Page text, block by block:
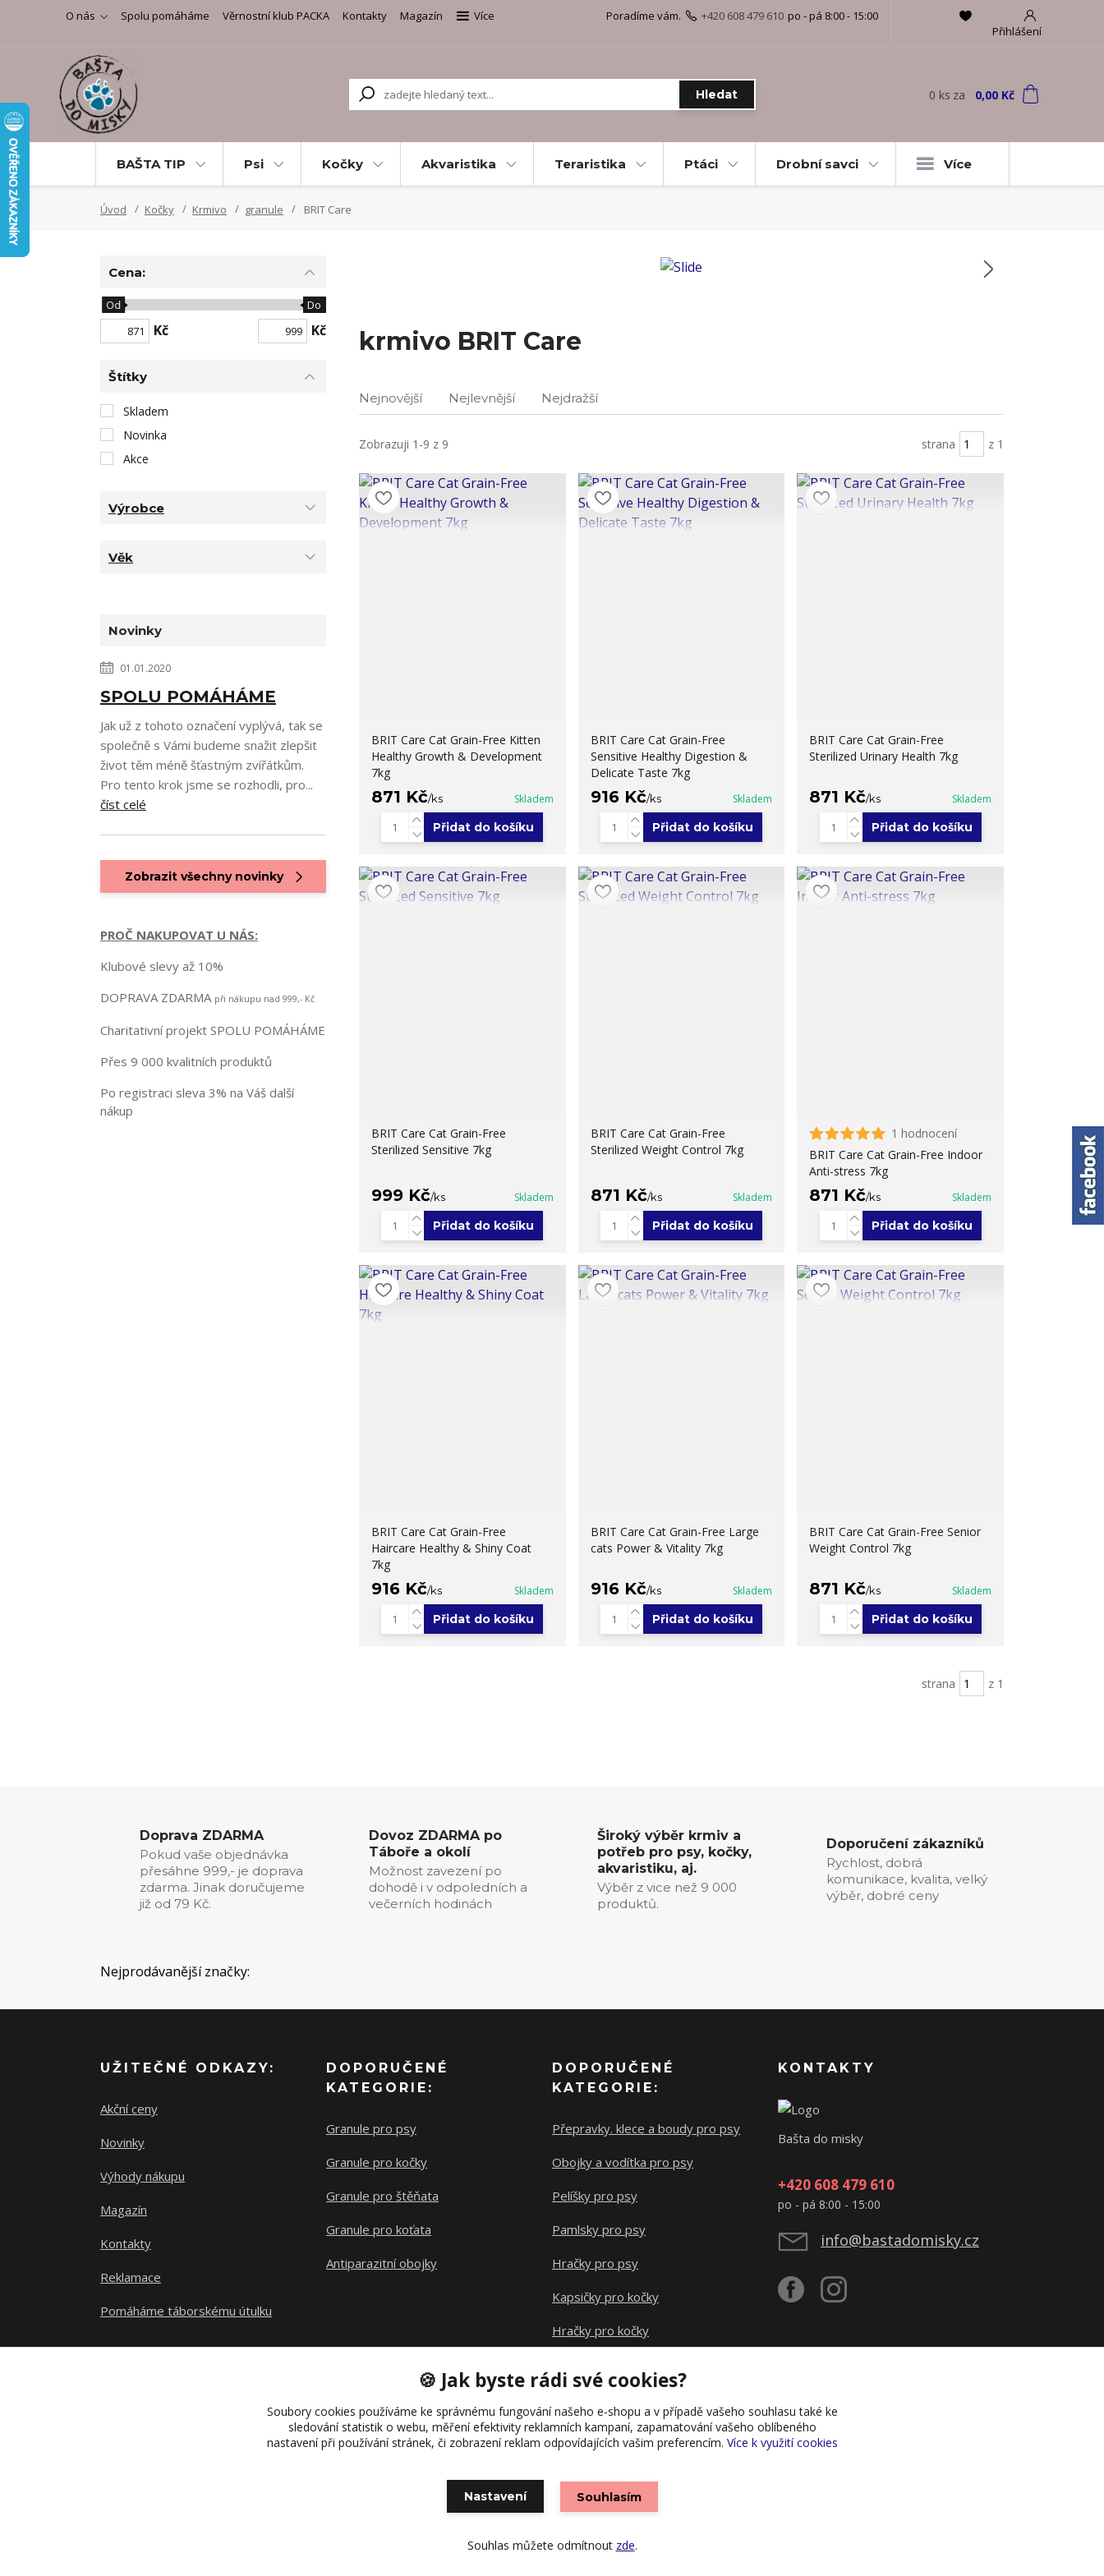
O nás Spolu pomáháme Věrnostní klub PACKA Kontakty Magazín
Více
Přihlášení
Hledat
Poradíme vám. +420 608 479 610 po - pá 8:00 - 15:00
0 ks za 0,00 Kč
BAŠTA TIP Psi Kočky Akvaristika Teraristika Ptáci Drobní savci Více
Úvod Kočky Krmivo granule BRIT Care
krmivo BRIT Care
Nejnovější Nejlevnější Nejdražší
Zobrazuji 1-9 z 9 strana z 1
BRIT Care Cat Grain-Free Kitten
Healthy Growth & Development
7kg
871 Kč/ks Skladem
Přidat do košíku
BRIT Care Cat Grain-Free
Sensitive Healthy Digestion &
Delicate Taste 7kg
916 Kč/ks Skladem
Přidat do košíku
BRIT Care Cat Grain-Free
Sterilized Urinary Health 7kg
871 Kč/ks Skladem
Přidat do košíku
BRIT Care Cat Grain-Free
Sterilized Sensitive 7kg
999 Kč/ks Skladem
Přidat do košíku
BRIT Care Cat Grain-Free
Sterilized Weight Control 7kg
871 Kč/ks Skladem
Přidat do košíku
1 hodnocení
BRIT Care Cat Grain-Free Indoor
Anti-stress 7kg
871 Kč/ks Skladem
Přidat do košíku
BRIT Care Cat Grain-Free
Haircare Healthy & Shiny Coat
7kg
916 Kč/ks Skladem
Přidat do košíku
BRIT Care Cat Grain-Free Large
cats Power & Vitality 7kg
916 Kč/ks Skladem
Přidat do košíku
BRIT Care Cat Grain-Free Senior
Weight Control 7kg
871 Kč/ks Skladem
Přidat do košíku
strana z 1
Cena:
Kč
Od Do
Kč
Štítky
Skladem
Novinka
Akce
Výrobce
Věk
Novinky
01.01.2020
SPOLU POMÁHÁME
Jak už z tohoto označení vyplývá, tak se
společně s Vámi budeme snažit zlepšit
život těm méně šťastným zvířátkům.
Pro tento krok jsme se rozhodli, pro...
číst celé
Zobrazit všechny novinky
PROČ NAKUPOVAT U NÁS:
Klubové slevy až 10%
DOPRAVA ZDARMA při nákupu nad 999,- Kč
Charitativní projekt SPOLU POMÁHÁME
Přes 9 000 kvalitních produktů
Po registraci sleva 3% na Váš další
nákup
Doprava ZDARMA
Pokud vaše objednávka
přesáhne 999,- je doprava
zdarma. Jinak doručujeme
již od 79 Kč.
Dovoz ZDARMA po
Táboře a okolí
Možnost zavezení po
dohodě i v odpoledních a
večerních hodinách
Široký výběr krmiv a
potřeb pro psy, kočky,
akvaristiku, aj.
Výběr z vice než 9 000
produktů.
Doporučení zákazníků
Rychlost, dobrá
komunikace, kvalita, velký
výběr, dobré ceny
Nejprodávanější značky:
UŽITEČNÉ ODKAZY:
Akční ceny
Novinky
Výhody nákupu
Magazín
Kontakty
Reklamace
Pomáháme táborskému útulku
DOPORUČENÉ
KATEGORIE:
Granule pro psy
Granule pro kočky
Granule pro štěňata
Granule pro koťata
Antiparazitní obojky
DOPORUČENÉ
KATEGORIE:
Přepravky. klece a boudy pro psy
Obojky a vodítka pro psy
Pelíšky pro psy
Pamlsky pro psy
Hračky pro psy
Kapsičky pro kočky
Hračky pro kočky
KONTAKTY
Bašta do misky
+420 608 479 610
po - pá 8:00 - 15:00
info@bastadomisky.cz
Vytvořeno na
🍪 Jak byste rádi své cookies?
Soubory cookies používáme ke správnému fungování našeho e-shopu a v případě vašeho souhlasu také ke
sledování statistik o webu, měření efektivity reklamních kampaní, zapamatování vašeho oblíbeného
nastavení při používání stránek, či zobrazení reklam odpovídajících vašim preferencím. Více k využití cookies
Nastavení Souhlasím
Souhlas můžete odmítnout zde.